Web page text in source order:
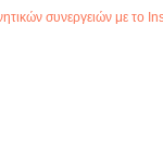
συνεργειών με το